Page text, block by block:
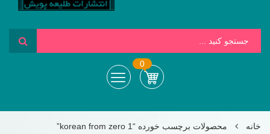
0
خانه محصولات برچسب خورده “korean from zero 1”